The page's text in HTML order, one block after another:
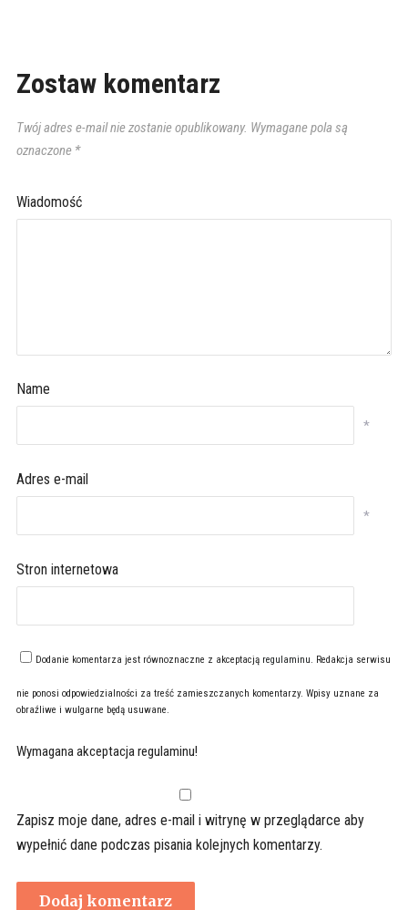
Zostaw komentarz
Twój adres e-mail nie zostanie opublikowany. Wymagane pola są
oznaczone *
Wiadomość
Name
*
Adres e-mail
*
Stron internetowa
Dodanie komentarza jest równoznaczne z akceptacją regulaminu . Redakcja serwisu
nie ponosi odpowiedzialności za treść zamieszczanych komentarzy. Wpisy uznane za
obraźliwe i wulgarne będą usuwane.
Wymagana akceptacja regulaminu!
Zapisz moje dane, adres e-mail i witrynę w przeglądarce aby
wypełnić dane podczas pisania kolejnych komentarzy.